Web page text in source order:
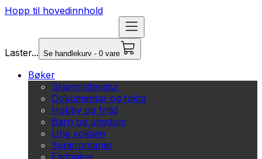
Hopp til hovedinnhold
Laster... Se handlekurv - 0 vare
Bøker
Skjønnlitteratur
Dokumentar og fakta
Hobby og fritid
Barn og ungdom
Ung voksen
Serieromaner
Fagbøker